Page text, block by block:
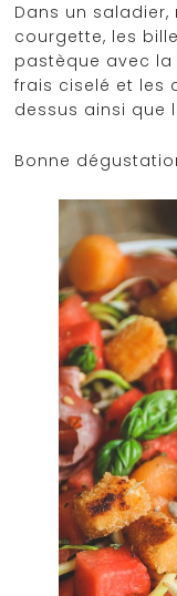
Dans un
courgette, les
pastèque avec
frais ciselé et les
dessus ainsi que
Bonne